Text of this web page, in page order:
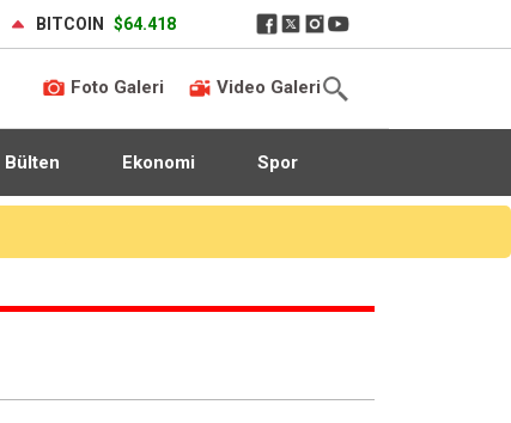
BITCOIN $64.418
Foto Galeri Video Galeri
Bülten Ekonomi Spor